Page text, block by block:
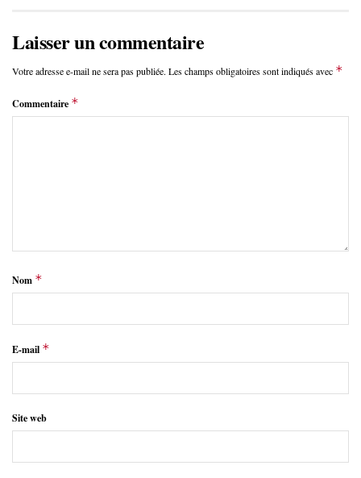
Laisser un commentaire
Votre adresse e-mail ne sera pas publiée. Les champs obligatoires sont indiqués avec *
Commentaire *
Nom *
E-mail *
Site web